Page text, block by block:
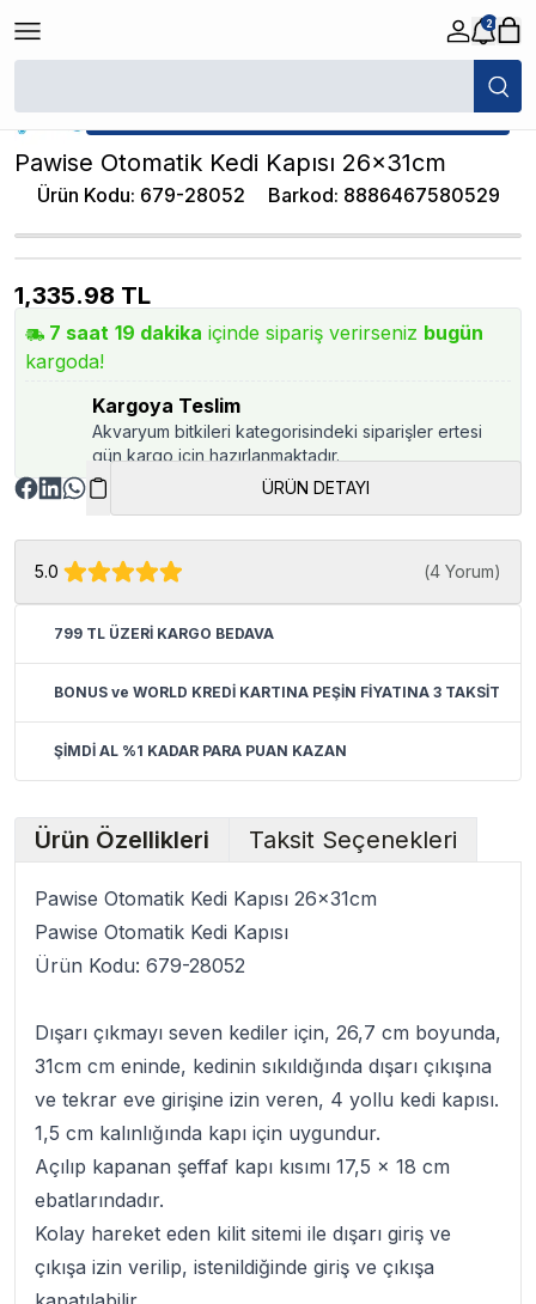
2
/
★ Atakan Petshop, Pawise yetkili satıcısıdır.
Pawise Otomatik Kedi Kapısı 26x31cm
Ürün Kodu: 679-28052 Barkod: 8886467580529
1,335.98 TL
7 saat 19 dakika içinde sipariş verirseniz bugün
kargoda!
Kargoya Teslim
Akvaryum bitkileri kategorisindeki siparişler ertesi
gün kargo için hazırlanmaktadır.
ÜRÜN DETAYI
5.0 (4 Yorum)
799 TL ÜZERİ KARGO BEDAVA
BONUS ve WORLD KREDİ KARTINA PEŞİN FİYATINA 3 TAKSİT
ŞİMDİ AL %1 KADAR PARA PUAN KAZAN
Ürün Özellikleri Taksit Seçenekleri
Pawise Otomatik Kedi Kapısı 26x31cm
Pawise Otomatik Kedi Kapısı
Ürün Kodu: 679-28052
Dışarı çıkmayı seven kediler için, 26,7 cm boyunda,
31cm cm eninde, kedinin sıkıldığında dışarı çıkışına
ve tekrar eve girişine izin veren, 4 yollu kedi kapısı.
1,5 cm kalınlığında kapı için uygundur.
Açılıp kapanan şeffaf kapı kısımı 17,5 x 18 cm
ebatlarındadır.
Kolay hareket eden kilit sitemi ile dışarı giriş ve
çıkışa izin verilip, istenildiğinde giriş ve çıkışa